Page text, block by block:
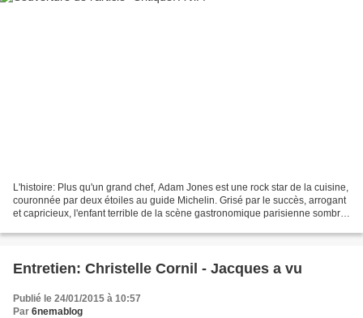
L'histoire: Plus qu'un grand chef, Adam Jones est une rock star de la cuisine,
couronnée par deux étoiles au guide Michelin. Grisé par le succès, arrogant
et capricieux, l'enfant terrible de la scène gastronomique parisienne sombre
Entretien: Christelle Cornil - Jacques a vu
Publié le 24/01/2015 à 10:57
Par 6nemablog